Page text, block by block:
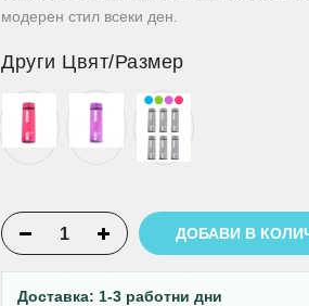
модерен стил всеки ден.
Други Цвят/Размер
ДОБАВИ В
Доставка: 1-3 работни дни